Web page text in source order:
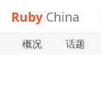
Ruby China
概况 话题